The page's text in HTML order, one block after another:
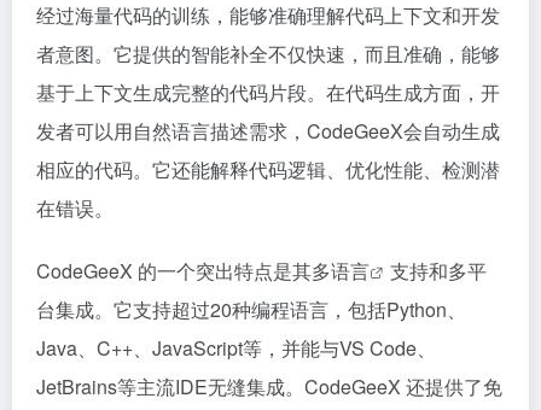
经过海量代码的训练，能够准确理解代码上下文和开发
者意图。它提供的智能补全不仅快速，而且准确，能够
基于上下文生成完整的代码片段。在代码生成方面，开
发者可以用自然语言描述需求，CodeGeeX会自动生成
相应的代码。它还能解释代码逻辑、优化性能、检测潜
在错误。
CodeGeeX 的一个突出特点是其多语言
支持和多平
台集成。它支持超过20种编程语言，包括Python、
Java、C++、JavaScript等，并能与VS Code、
JetBrains等主流IDE无缝集成。CodeGeeX 还提供了免